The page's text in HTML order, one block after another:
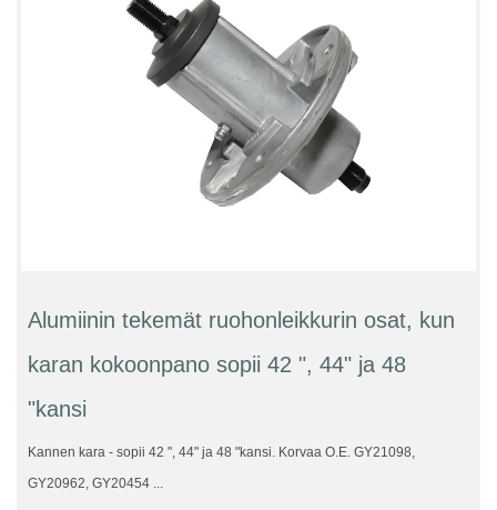
Alumiinin tekemät ruohonleikkurin osat, kun
karan kokoonpano sopii 42 ", 44" ja 48
"kansi
Kannen kara - sopii 42 ", 44" ja 48 "kansi. Korvaa O.E. GY21098,
GY20962, GY20454 ...